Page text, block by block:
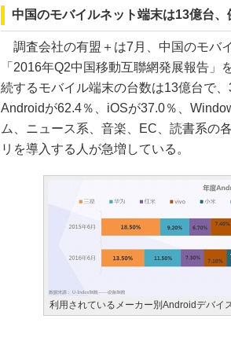
中国のモバイルネット端末は13億台
調査会社の有盟＋は7月、中国のモバ
「2016年Q2中国移動互聯網発展報告
続するモバイル端末の台数は13億台で
Androidが62.4％、iOSが37.0％、
ム、ニュース系、音楽、EC、読書系の
リを導入する人が急増している。
利用されているメーカー別Androidデバイ